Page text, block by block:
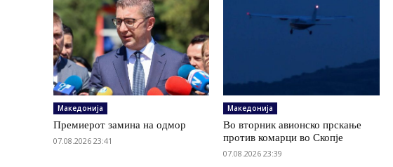
Македонија
Премиерот замина на одмор
07.08.2026 23:41
Македонија
Во вторник авионско прскање
против комарци во Скопје
07.08.2026 23:39